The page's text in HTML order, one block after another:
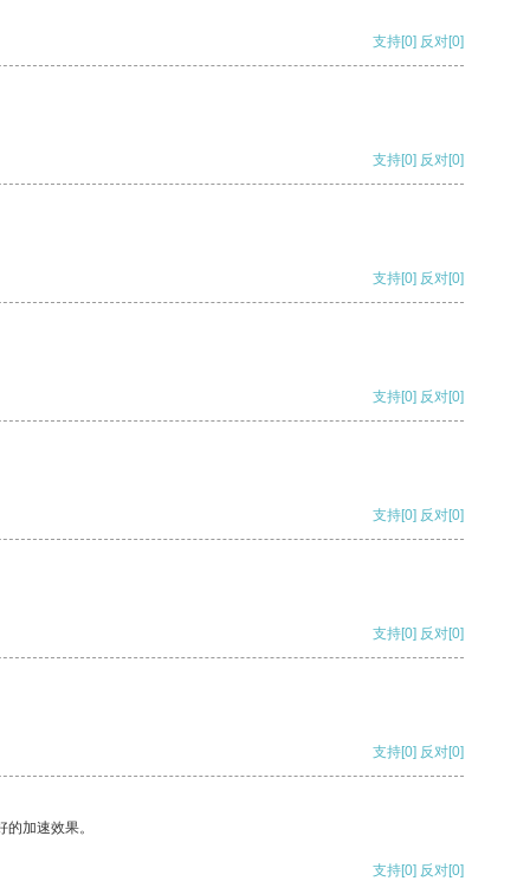
支持[0] 反对[0]
支持[0] 反对[0]
支持[0] 反对[0]
支持[0] 反对[0]
支持[0] 反对[0]
支持[0] 反对[0]
支持[0] 反对[0]
加速效果。
支持[0] 反对[0]